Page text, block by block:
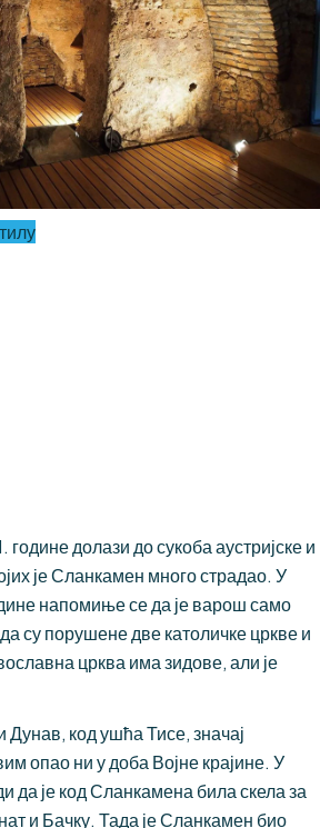
године долази до сукоба аустријске и
је Сланкамен много страдао. У
напомиње се да је варош само
су порушене две католичке цркве и
црква има зидове, али је
Дунав, код ушћа Тисе, значај
опао ни у доба Војне крајине. У
да је код Сланкамена била скела за
и Бачку. Тада је Сланкамен био